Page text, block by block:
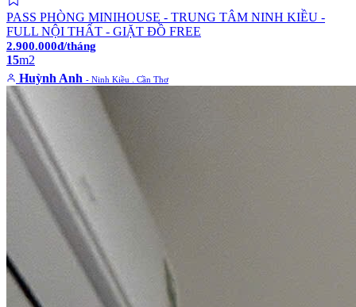
PASS PHÒNG MINIHOUSE - TRUNG TÂM NINH KIỀU -
FULL NỘI THẤT - GIẶT ĐỒ FREE
2.900.000đ/tháng
15m2
Huỳnh Anh - Ninh Kiều . Cần Thơ